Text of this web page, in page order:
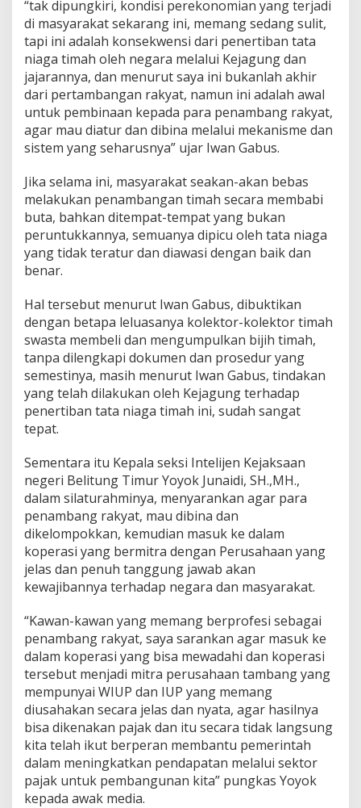
“tak dipungkiri, kondisi perekonomian yang terjadi
di masyarakat sekarang ini, memang sedang sulit,
tapi ini adalah konsekwensi dari penertiban tata
niaga timah oleh negara melalui Kejagung dan
jajarannya, dan menurut saya ini bukanlah akhir
dari pertambangan rakyat, namun ini adalah awal
untuk pembinaan kepada para penambang rakyat,
agar mau diatur dan dibina melalui mekanisme dan
sistem yang seharusnya” ujar Iwan Gabus.
Jika selama ini, masyarakat seakan-akan bebas
melakukan penambangan timah secara membabi
buta, bahkan ditempat-tempat yang bukan
peruntukkannya, semuanya dipicu oleh tata niaga
yang tidak teratur dan diawasi dengan baik dan
benar.
Hal tersebut menurut Iwan Gabus, dibuktikan
dengan betapa leluasanya kolektor-kolektor timah
swasta membeli dan mengumpulkan bijih timah,
tanpa dilengkapi dokumen dan prosedur yang
semestinya, masih menurut Iwan Gabus, tindakan
yang telah dilakukan oleh Kejagung terhadap
penertiban tata niaga timah ini, sudah sangat
tepat.
Sementara itu Kepala seksi Intelijen Kejaksaan
negeri Belitung Timur Yoyok Junaidi, SH.,MH.,
dalam silaturahminya, menyarankan agar para
penambang rakyat, mau dibina dan
dikelompokkan, kemudian masuk ke dalam
koperasi yang bermitra dengan Perusahaan yang
jelas dan penuh tanggung jawab akan
kewajibannya terhadap negara dan masyarakat.
“Kawan-kawan yang memang berprofesi sebagai
penambang rakyat, saya sarankan agar masuk ke
dalam koperasi yang bisa mewadahi dan koperasi
tersebut menjadi mitra perusahaan tambang yang
mempunyai WIUP dan IUP yang memang
diusahakan secara jelas dan nyata, agar hasilnya
bisa dikenakan pajak dan itu secara tidak langsung
kita telah ikut berperan membantu pemerintah
dalam meningkatkan pendapatan melalui sektor
pajak untuk pembangunan kita” pungkas Yoyok
kepada awak media.